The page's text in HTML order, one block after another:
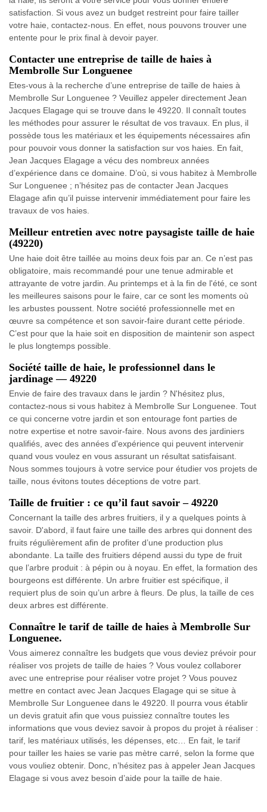
satisfaction. Si vous avez un budget restreint pour faire tailler
votre haie, contactez-nous. En effet, nous pouvons trouver une
entente pour le prix final à devoir payer.
Contacter une entreprise de taille de haies à
Membrolle Sur Longuenee
Etes-vous à la recherche d’une entreprise de taille de haies à
Membrolle Sur Longuenee ? Veuillez appeler directement Jean
Jacques Elagage qui se trouve dans le 49220. Il connaît toutes
les méthodes pour assurer le résultat de vos travaux. En plus, il
possède tous les matériaux et les équipements nécessaires afin
pour pouvoir vous donner la satisfaction sur vos haies. En fait,
Jean Jacques Elagage a vécu des nombreux années
d’expérience dans ce domaine. D’où, si vous habitez à Membrolle
Sur Longuenee ; n’hésitez pas de contacter Jean Jacques
Elagage afin qu’il puisse intervenir immédiatement pour faire les
travaux de vos haies.
Meilleur entretien avec notre paysagiste taille de haie
(49220)
Une haie doit être taillée au moins deux fois par an. Ce n’est pas
obligatoire, mais recommandé pour une tenue admirable et
attrayante de votre jardin. Au printemps et à la fin de l'été, ce sont
les meilleures saisons pour le faire, car ce sont les moments où
les arbustes poussent. Notre société professionnelle met en
œuvre sa compétence et son savoir-faire durant cette période.
C’est pour que la haie soit en disposition de maintenir son aspect
le plus longtemps possible.
Société taille de haie, le professionnel dans le
jardinage — 49220
Envie de faire des travaux dans le jardin ? N'hésitez plus,
contactez-nous si vous habitez à Membrolle Sur Longuenee. Tout
ce qui concerne votre jardin et son entourage font parties de
notre expertise et notre savoir-faire. Nous avons des jardiniers
qualifiés, avec des années d'expérience qui peuvent intervenir
quand vous voulez en vous assurant un résultat satisfaisant.
Nous sommes toujours à votre service pour étudier vos projets de
taille, nous évitons toutes déceptions de votre part.
Taille de fruitier : ce qu’il faut savoir – 49220
Concernant la taille des arbres fruitiers, il y a quelques points à
savoir. D'abord, il faut faire une taille des arbres qui donnent des
fruits régulièrement afin de profiter d’une production plus
abondante. La taille des fruitiers dépend aussi du type de fruit
que l’arbre produit : à pépin ou à noyau. En effet, la formation des
bourgeons est différente. Un arbre fruitier est spécifique, il
requiert plus de soin qu’un arbre à fleurs. De plus, la taille de ces
deux arbres est différente.
Connaître le tarif de taille de haies à Membrolle Sur
Longuenee.
Vous aimerez connaître les budgets que vous deviez prévoir pour
réaliser vos projets de taille de haies ? Vous voulez collaborer
avec une entreprise pour réaliser votre projet ? Vous pouvez
mettre en contact avec Jean Jacques Elagage qui se situe à
Membrolle Sur Longuenee dans le 49220. Il pourra vous établir
un devis gratuit afin que vous puissiez connaître toutes les
informations que vous deviez savoir à propos du projet à réaliser :
tarif, les matériaux utilisés, les dépenses, etc… En fait, le tarif
pour tailler les haies se varie pas mètre carré, selon la forme que
vous vouliez obtenir. Donc, n’hésitez pas à appeler Jean Jacques
Elagage si vous avez besoin d’aide pour la taille de haie.